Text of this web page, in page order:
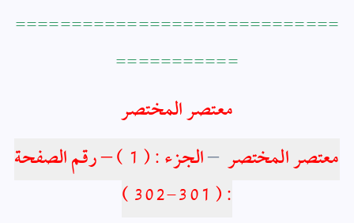
=============================
===========
معتصر المختصر
معتصر المختصر–
الجزء : ( 1 ) – رقم الصفحة
: ( 301-302 )